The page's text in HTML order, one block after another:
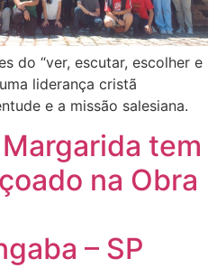
do “ver, escutar, escolher e
liderança cristã
e a missão salesiana.
tem
na Obra
– SP